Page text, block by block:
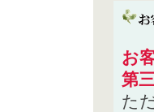
お
第
た